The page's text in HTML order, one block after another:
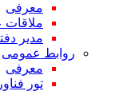
معرفی
ملاقات
مدیر
روابط عمومی
معرفی
تور